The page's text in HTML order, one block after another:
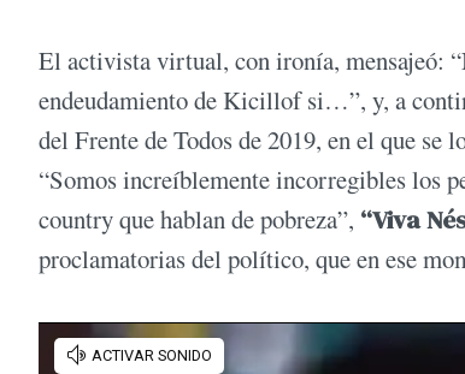
El activista virtual, con ironía, mensajeó:
endeudamiento de Kicillof si…”, y, a
del Frente de Todos de 2019, en el que se
“Somos increíblemente incorregibles los
country que hablan de pobreza”, “Viva
proclamatorias del político, que en ese